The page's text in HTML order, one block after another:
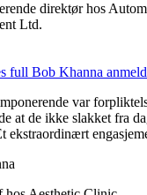
direktør hos
Ltd.
full Bob Khanna
var
at de ikke slakket fra
ekstraordinært